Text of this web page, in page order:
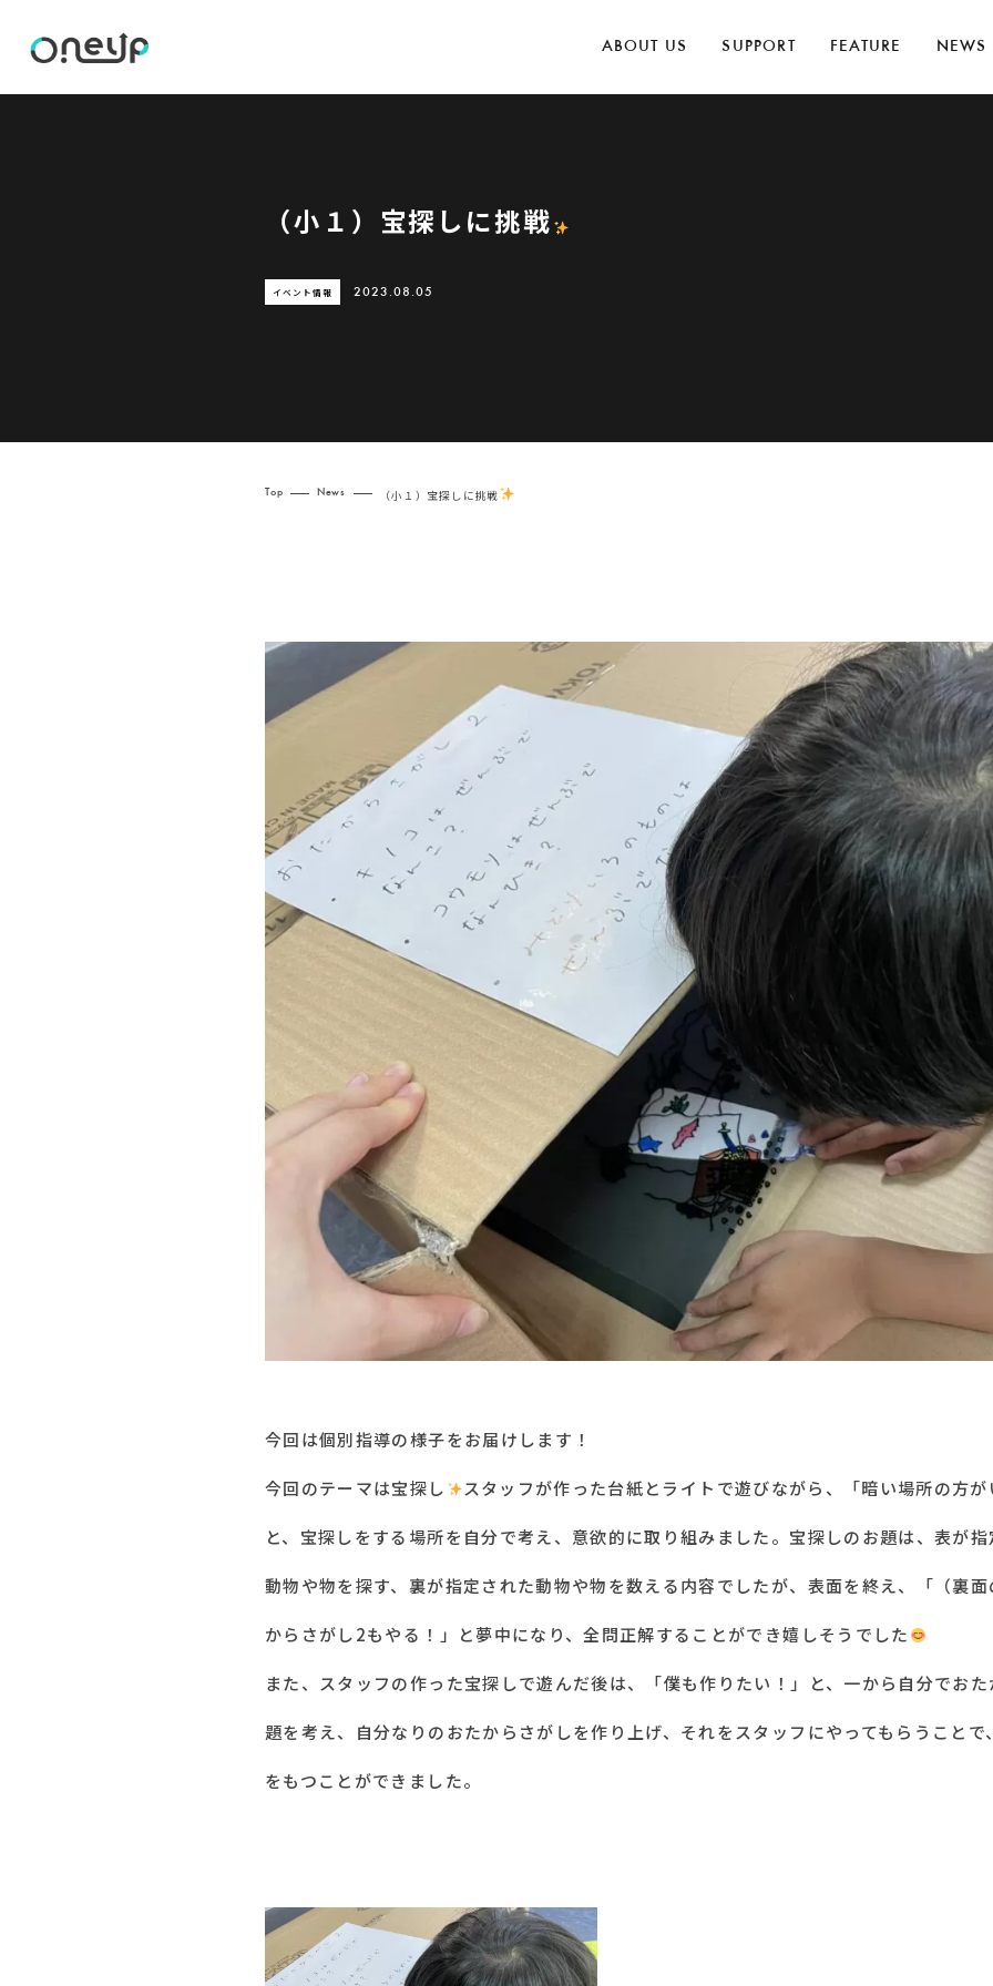
ABOUT US SUPPORT FEATURE NEWS
（小１）宝探しに挑戦
イベント情報 2023.08.05
Top News （小１）宝探しに挑戦
今回は個別指導の様子をお届けします！
今回のテーマは宝探し スタッフが作った台紙とライトで遊びながら、「暗い場所の方
と、宝探しをする場所を自分で考え、意欲的に取り組みました。宝探しのお題は、表が
動物や物を探す、裏が指定された動物や物を数える内容でしたが、表面を終え、「（裏
からさがし2もやる！」と夢中になり、全問正解することができ嬉しそうでした
また、スタッフの作った宝探しで遊んだ後は、「僕も作りたい！」と、一から自分でお
題を考え、自分なりのおたからさがしを作り上げ、それをスタッフにやってもらうことで
をもつことができました。